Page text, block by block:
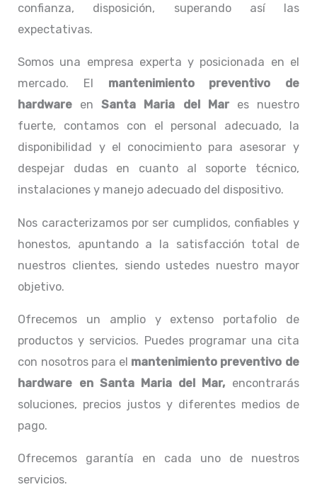
confianza, disposición, superando así las
expectativas.
Somos una empresa experta y posicionada en el
mercado. El mantenimiento preventivo de
hardware enSanta Maria del Mares nuestro
fuerte, contamos con el personal adecuado, la
disponibilidad y el conocimiento para asesorar y
despejar dudas en cuanto al soporte técnico,
instalaciones y manejo adecuado del dispositivo.
Nos caracterizamos por ser cumplidos, confiables y
honestos, apuntando a la satisfacción total de
nuestros clientes, siendo ustedes nuestro mayor
objetivo.
Ofrecemos un amplio y extenso portafolio de
productos y servicios. Puedes programar una cita
con nosotros para el mantenimiento preventivo de
hardware en Santa Maria del Mar, encontrarás
soluciones, precios justos y diferentes medios de
pago.
Ofrecemos garantía en cada uno de nuestros
servicios.